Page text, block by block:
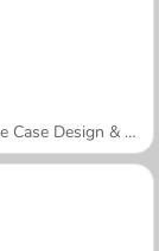
Mobile Phone Case Design & DIY